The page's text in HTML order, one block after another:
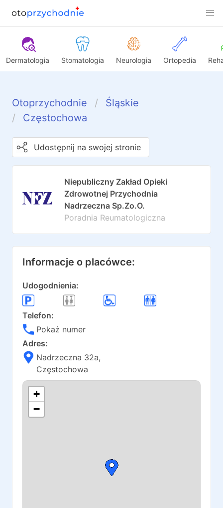
Dermatologia Stomatologia Neurologia Ortopedia
Otoprzychodnie
Śląskie
Częstochowa
Udostępnij na swojej stronie
Niepubliczny Zakład Opieki
Zdrowotnej Przychodnia
Nadrzeczna Sp.Zo.O.
Poradnia Reumatologiczna
Informacje o placówce:
Udogodnienia:
Telefon:
Pokaż numer
Adres:
Nadrzeczna 32a,
Częstochowa
+
−